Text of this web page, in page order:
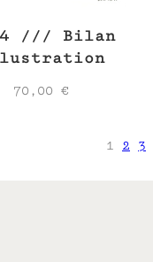
/// Bilan
70,00€
1 2 3